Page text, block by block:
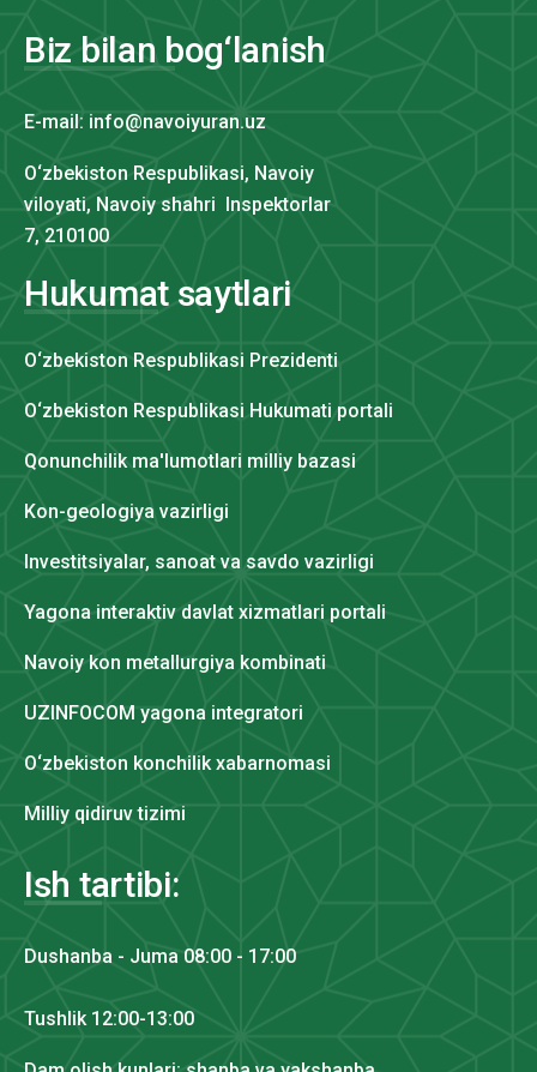
Biz bilan bog‘lanish
E-mail: info@navoiyuran.uz
O‘zbekiston Respublikasi, Navoiy
viloyati, Navoiy shahri Inspektorlar
7, 210100
Hukumat saytlari
O‘zbekiston Respublikasi Prezidenti
O‘zbekiston Respublikasi Hukumati portali
Qonunchilik ma'lumotlari milliy bazasi
Kon-geologiya vazirligi
Investitsiyalar, sanoat va savdo vazirligi
Yagona interaktiv davlat xizmatlari portali
Navoiy kon metallurgiya kombinati
UZINFOCOM yagona integratori
O‘zbekiston konchilik xabarnomasi
Milliy qidiruv tizimi
Ish tartibi:
Dushanba - Juma 08:00 - 17:00
Tushlik 12:00-13:00